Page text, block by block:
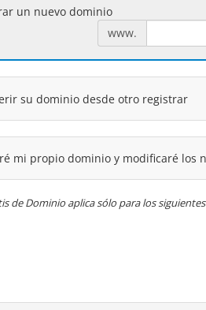
un nuevo dominio
www.
su dominio desde otro registrar
mi propio dominio y modificaré los
de Dominio aplica sólo para los